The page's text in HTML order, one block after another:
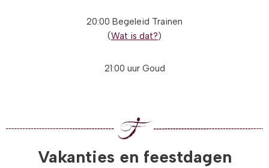
20:00 Begeleid Trainen
(Wat is dat?)
21:00 uur Goud
Vakanties en feestdagen